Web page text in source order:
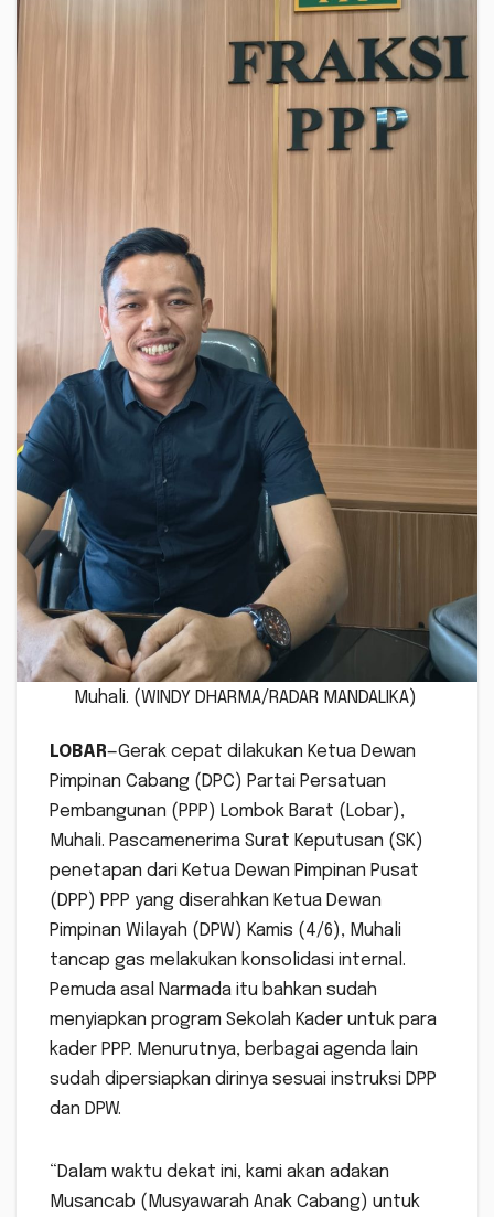
Muhali. (WINDY DHARMA/RADAR MANDALIKA)
LOBAR—Gerak cepat dilakukan Ketua Dewan
Pimpinan Cabang (DPC) Partai Persatuan
Pembangunan (PPP) Lombok Barat (Lobar),
Muhali. Pascamenerima Surat Keputusan (SK)
penetapan dari Ketua Dewan Pimpinan Pusat
(DPP) PPP yang diserahkan Ketua Dewan
Pimpinan Wilayah (DPW) Kamis (4/6), Muhali
tancap gas melakukan konsolidasi internal.
Pemuda asal Narmada itu bahkan sudah
menyiapkan program Sekolah Kader untuk para
kader PPP. Menurutnya, berbagai agenda lain
sudah dipersiapkan dirinya sesuai instruksi DPP
dan DPW.
“Dalam waktu dekat ini, kami akan adakan
Musancab (Musyawarah Anak Cabang) untuk